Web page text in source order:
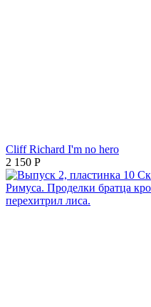
Cliff Richard I'm no hero
2 150 Р